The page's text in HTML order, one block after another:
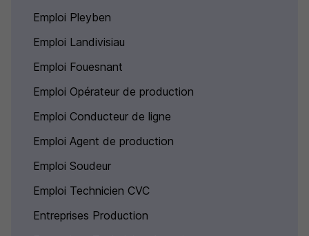
Emploi Pleyben
Emploi Landivisiau
Emploi Fouesnant
Emploi Opérateur de production
Emploi Conducteur de ligne
Emploi Agent de production
Emploi Soudeur
Emploi Technicien CVC
Entreprises Production